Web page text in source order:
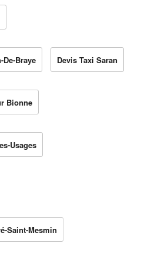
De-Braye Devis Taxi Saran
Bionne
Usages
Saint-Mesmin